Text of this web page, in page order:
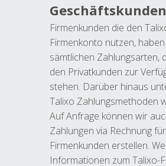
Geschäftskunden
Firmenkunden die den
Firmenkonto nutzen,
sämtlichen Zahlungsarten,
den Privatkunden zur
stehen. Darüber hinaus
Talixo Zahlungsmethoden
Auf Anfrage können wir
Zahlungen via Rechnung
Firmenkunden erstellen.
Informationen zum Talixo-